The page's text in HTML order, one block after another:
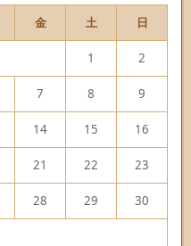
金 土 日
1 2
7 8 9
14 15 16
21 22 23
28 29 30